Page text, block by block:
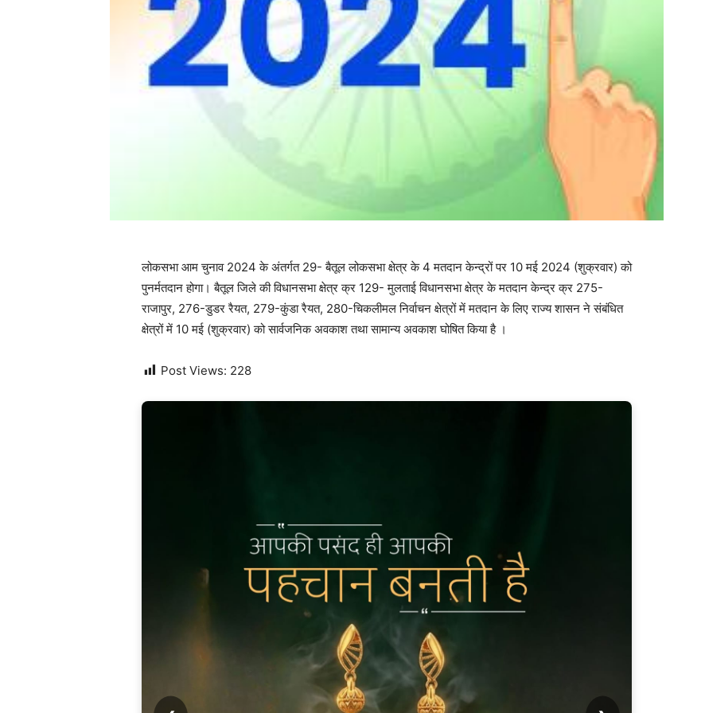
लोकसभा आम चुनाव 2024 के अंतर्गत 29- बैतूल लोकसभा क्षेत्र के 4 मतदान केन्द्रों पर 10 मई 2024 (शुक्रवार) को
पुनर्मतदान होगा। बैतूल जिले की विधानसभा क्षेत्र क्र 129- मुलताई विधानसभा क्षेत्र के मतदान केन्द्र क्र 275-
राजापुर, 276-डुडर रैयत, 279-कुंडा रैयत, 280-चिकलीमल निर्वाचन क्षेत्रों में मतदान के लिए राज्य शासन ने संबंधित
क्षेत्रों में 10 मई (शुक्रवार) को सार्वजनिक अवकाश तथा सामान्य अवकाश घोषित किया है ।
Post Views: 228